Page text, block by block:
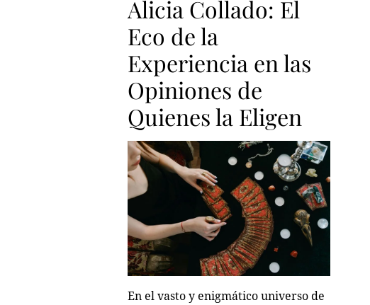
Alicia Collado: El
Eco de la
Experiencia en las
Opiniones de
Quienes la Eligen
En el vasto y enigmático universo de